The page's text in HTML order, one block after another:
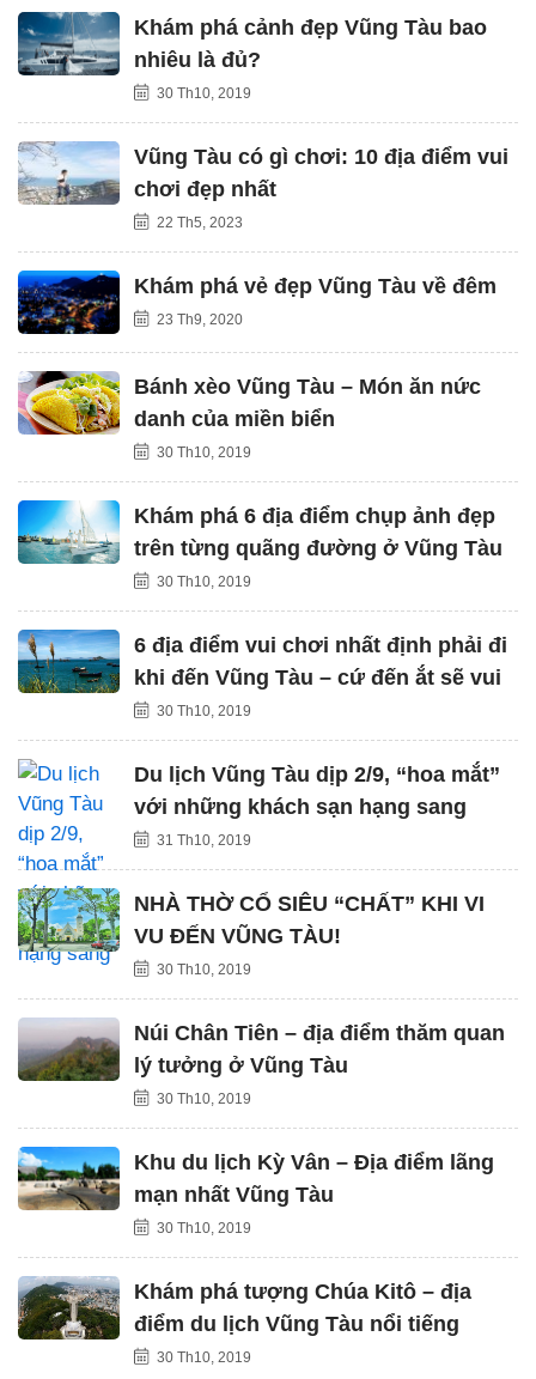
Khám phá cảnh đẹp Vũng Tàu bao
nhiêu là đủ?
30 Th10, 2019
Vũng Tàu có gì chơi: 10 địa điểm vui
chơi đẹp nhất
22 Th5, 2023
Khám phá vẻ đẹp Vũng Tàu về đêm
23 Th9, 2020
Bánh xèo Vũng Tàu – Món ăn nức
danh của miền biển
30 Th10, 2019
Khám phá 6 địa điểm chụp ảnh đẹp
trên từng quãng đường ở Vũng Tàu
30 Th10, 2019
6 địa điểm vui chơi nhất định phải đi
khi đến Vũng Tàu – cứ đến ắt sẽ vui
30 Th10, 2019
Du lịch Vũng Tàu dịp 2/9, “hoa mắt”
với những khách sạn hạng sang
31 Th10, 2019
NHÀ THỜ CỔ SIÊU “CHẤT” KHI VI
VU ĐẾN VŨNG TÀU!
30 Th10, 2019
Núi Chân Tiên – địa điểm thăm quan
lý tưởng ở Vũng Tàu
30 Th10, 2019
Khu du lịch Kỳ Vân – Địa điểm lãng
mạn nhất Vũng Tàu
30 Th10, 2019
Khám phá tượng Chúa Kitô – địa
điểm du lịch Vũng Tàu nổi tiếng
30 Th10, 2019